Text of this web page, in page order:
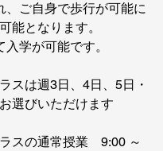
、ご自身で歩行が可能に
能となります。
学が可能です。
スは週3日、4日、5日・
選びいただけます
スの通常授業　9:00 ～